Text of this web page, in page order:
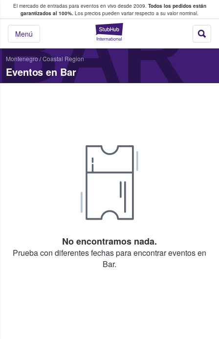
El mercado de entradas para eventos en vivo desde 2009. Todos los pedidos están
garantizados al 100%. Los precios pueden variar respecto a su valor nominal.
StubHub:
Menú
y venta de entradas entre fans
Montenegro/Coastal Region
Eventos en Bar
No encontramos nada.
Prueba con diferentes fechas para encontrar eventos en
Bar.